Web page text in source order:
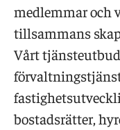
medlemmar och
tillsammans
Vårt
bostadsrätter,